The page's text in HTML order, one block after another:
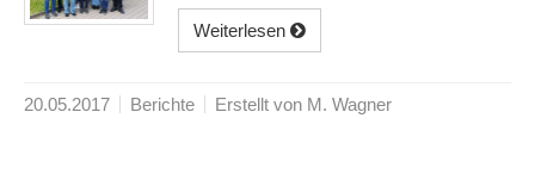
Weiterlesen
20.05.2017 Berichte Erstellt von M. Wagner